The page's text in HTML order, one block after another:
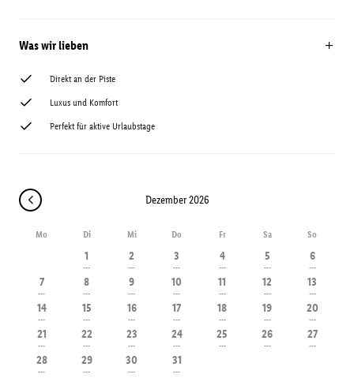
Was wir lieben
Direkt an der Piste
Luxus und Komfort
Perfekt für aktive Urlaubstage
Dezember 2026
Mo Di Mi Do Fr Sa So
1
---
2
---
3
---
4
---
5
---
6
---
7
---
8
---
9
---
10
---
11
---
12
---
13
---
14
---
15
---
16
---
17
---
18
---
19
---
20
---
21
---
22
---
23
---
24
---
25
---
26
---
27
---
28
---
29
---
30
---
31
---